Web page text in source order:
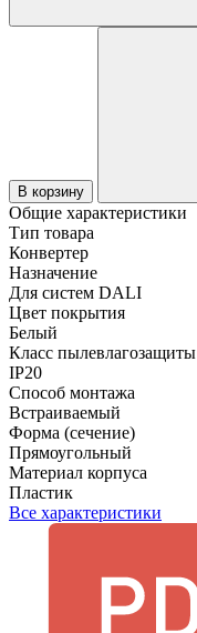
В корзину
Общие характеристики
Тип товара
Конвертер
Назначение
Для систем DALI
Цвет покрытия
Белый
Класс пылевлагозащиты
IP20
Способ монтажа
Встраиваемый
Форма (сечение)
Прямоугольный
Материал корпуса
Пластик
Все характеристики